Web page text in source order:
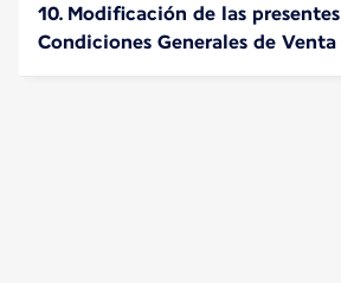
10. Modificación de las presentes
Condiciones Generales de Venta